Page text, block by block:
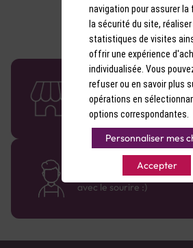
58 caves en France
Retrouvez le réseau
partout en France !
Des cavistes à votre
Bénéficiez de conseils
avec le sourire :)
navigation pour assurer
la sécurité du site, réaliser
statistiques de visites
offrir une expérience
individualisée. Vous
refuser ou en savoir plus
opérations en
options correspondantes.
Personnaliser mes
Accepter